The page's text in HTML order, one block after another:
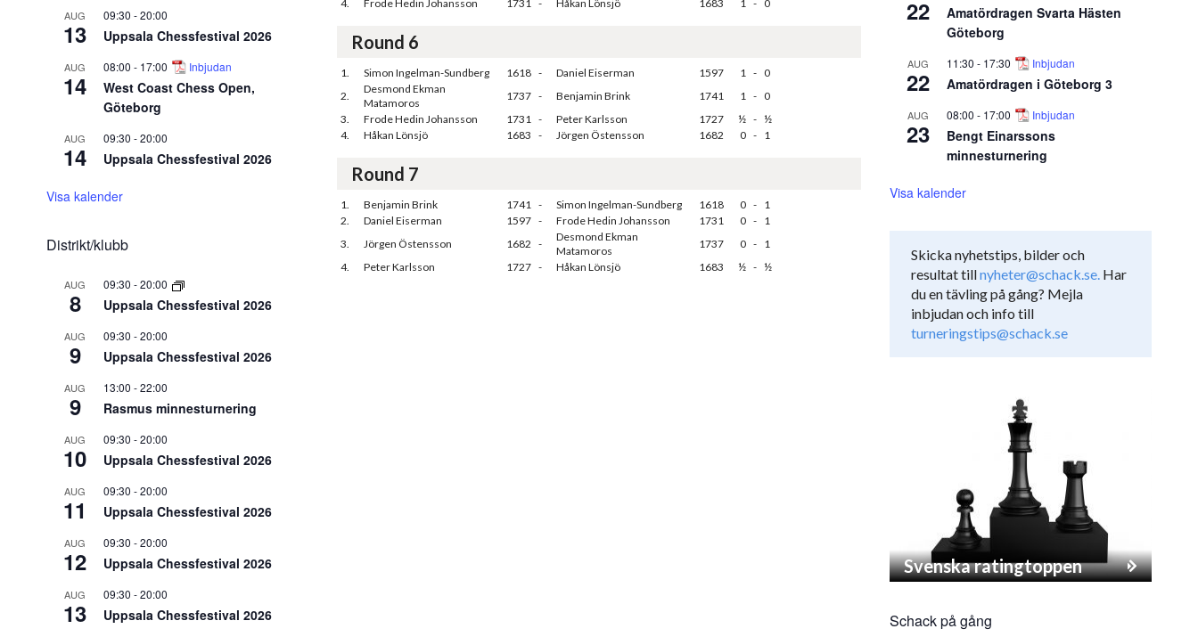
AUG
13
09:30 -20:00
Uppsala Chessfestival 2026
AUG
14
08:00 - 17:00 Inbjudan
West Coast Chess Open,
Göteborg
AUG
14
09:30 -20:00
Uppsala Chessfestival 2026
Visa kalender
Distrikt/klubb
AUG
8
09:30 -20:00
Uppsala Chessfestival 2026
AUG
9
09:30 -20:00
Uppsala Chessfestival 2026
AUG
9
13:00 -22:00
Rasmus minnesturnering
AUG
10
09:30 -20:00
Uppsala Chessfestival 2026
AUG
11
09:30 -20:00
Uppsala Chessfestival 2026
AUG
12
09:30 -20:00
Uppsala Chessfestival 2026
AUG
13
09:30 -20:00
Uppsala Chessfestival 2026
4.
Frode Hedin Johansson 1731 - Håkan Lönsjö 1683 1 - 0
Round 6
1. Simon Ingelman-Sundberg 1618 - Daniel Eiserman 1597 1 - 0
2.
Desmond Ekman
Matamoros
1737 - Benjamin Brink 1741 1 - 0
3.
Frode Hedin Johansson 1731 - Peter Karlsson 1727 ½ - ½
4.
Håkan Lönsjö 1683 - Jörgen Östensson 1682 0 - 1
Round 7
1. Benjamin Brink 1741 - Simon Ingelman-Sundberg 1618 0 - 1
2.
Daniel Eiserman 1597 - Frode Hedin Johansson 1731 0 - 1
3.
Jörgen Östensson 1682 -
Desmond Ekman
Matamoros
1737 0 - 1
4.
Peter Karlsson 1727 - Håkan Lönsjö 1683 ½ - ½
22
Amatördragen Svarta Hästen
Göteborg
AUG
22
11:30 - 17:30 Inbjudan
Amatördragen i Göteborg 3
AUG
23
08:00 - 17:00 Inbjudan
Bengt Einarssons
minnesturnering
Visa kalender
Skicka nyhetstips, bilder och
resultat tillnyheter@schack.se. Har
du en tävling på gång? Mejla
inbjudan och info till
turneringstips@schack.se
Svenska ratingtoppen
Schack på gång